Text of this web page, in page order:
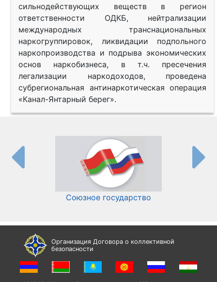
сильнодействующих веществ в регион
ответственности ОДКБ, нейтрализации
международных транснациональных
наркогруппировок, ликвидации подпольного
наркопроизводства и подрыва экономических
основ наркобизнеса, в т.ч. пресечения
легализации наркодоходов, проведена
субрегиональная антинаркотическая операция
«Канал-Янтарный берег».
Союзное государство
Организация Договора о коллективной
безопасности